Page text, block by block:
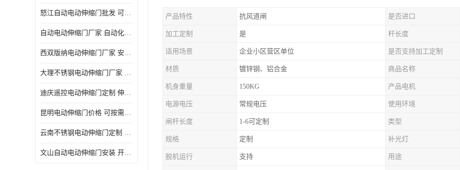
怒江自动电动伸缩门批发 可按需定制
自动电动伸缩门厂家 自动化操作
西双版纳电动伸缩门厂家 安全性高
大理不锈钢电动伸缩门厂家 适合狭窄通道
迪庆遥控电动伸缩门定制 伸缩结构设计
昆明电动伸缩门价格 可按需定制
云南不锈钢电动伸缩门定制 自动化操作
文山自动电动伸缩门安装 开启后占用空间小
产品特性 抗风道闸 是否进口
加工定制 是 杆长度
适用场景 企业小区营区单位 是否支持加工定制
材质 镀锌钢、铝合金 商品名称
机身重量 150KG 产品电机
电源电压 常规电压 使用环境
闸杆长度 1-6可定制 类型
规格 定制 补光灯
脱机运行 支持 用途